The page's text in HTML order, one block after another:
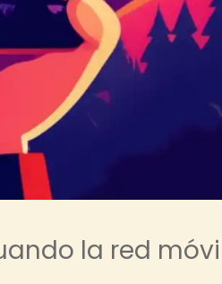
la red